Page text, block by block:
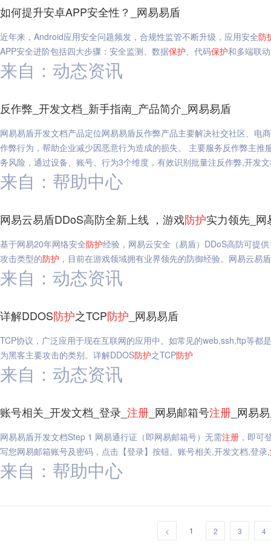
如何提升安卓APP安全性？_网易易盾
近年来，Android应用安全问题频发，合规性监管不断升级，应用安全防
APP安全进阶包括四大步骤：安全监测、数据保护、代码保护和多端联
来自：动态资讯
反作弊_开发文档_新手指南_产品简介_网易易盾
网易易盾开发文档产品定位网易易盾反作弊产品主要解决社交社区、电
作弊行为，帮助企业减少因恶意行为造成的损失。 主要服务反作弊主推
务风险，通过设备、账号、行为3个维度，有效识别批量注反作弊,开发
来自：帮助中心
网易云易盾DDoS高防全新上线 ，游戏防护实力领先_网
基于网易20年网络安全防护经验，网易云安全（易盾）DDoS高防可提
攻击类型的防护 ，目前在游戏领域拥有业界领先的防御经验。网易云易
来自：动态资讯
详解DDOS防护之TCP防护 _网易易盾
TCP协议，广泛应用于现在互联网的应用中。如常见的web,ssh,ftp等都
为黑客主要攻击的类别。详解DDOS防护之TCP防护
来自：动态资讯
账号相关_开发文档_登录_ 注册 _网易邮箱号注册 _网易
网易易盾开发文档Step 1 网易通行证（即网易邮箱号）无需注册 ，即可
写您网易邮箱账号及密码，点击【登录】按钮。账号相关,开发文档,登录,
来自：帮助中心
< 1 2 3 4